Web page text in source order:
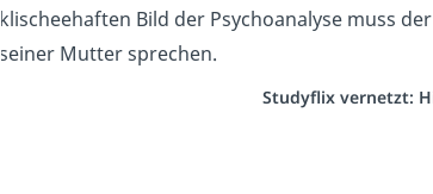
klischeehaften Bild der Psychoanalyse muss
seiner Mutter sprechen.
Studyflix vernetzt: